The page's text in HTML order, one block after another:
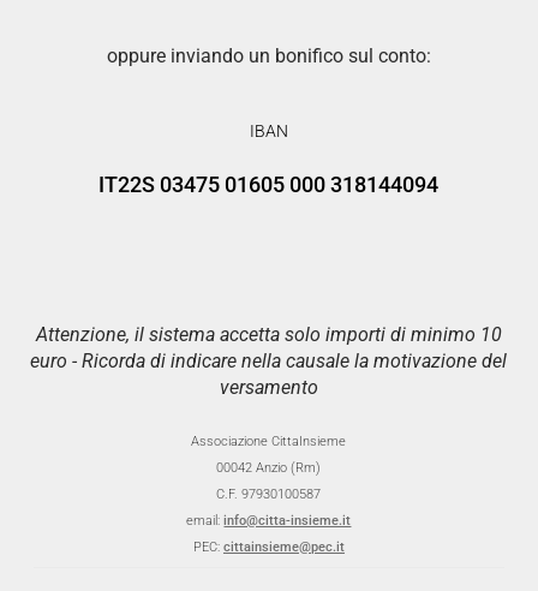
oppure inviando un bonifico sul conto:
IBAN
IT22S 03475 01605 000 318144094
Attenzione, il sistema accetta solo importi di minimo 10
euro - Ricorda di indicare nella causale la motivazione del
versamento
Associazione CittaInsieme
00042 Anzio (Rm)
C.F. 97930100587
email:info@citta-insieme.it
PEC: cittainsieme@pec.it